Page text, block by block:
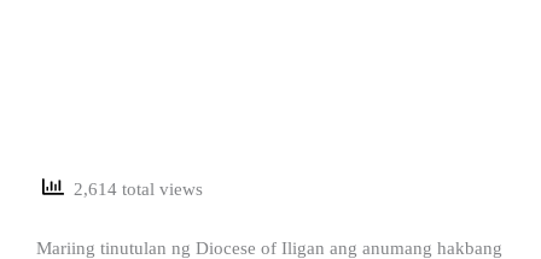
2,614 total views
Mariing tinutulan ng Diocese of Iligan ang anumang hakbang